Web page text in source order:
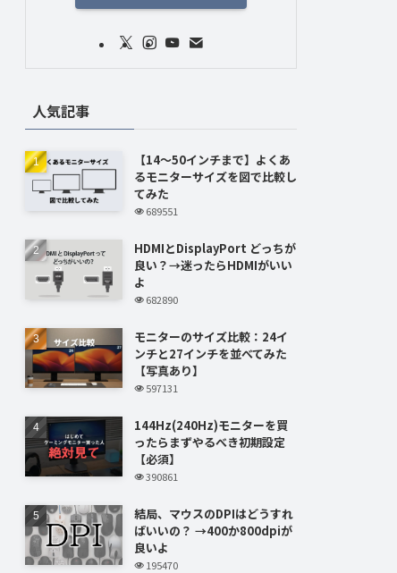
人気記事
【14～50インチまで】よくあ
るモニターサイズを図で比較し
てみた
689551
HDMIとDisplayPort どっちが
良い？→迷ったらHDMIがいい
よ
682890
モニターのサイズ比較：24イ
ンチと27インチを並べてみた
【写真あり】
597131
144Hz(240Hz)モニターを買
ったらまずやるべき初期設定
【必須】
390861
結局、マウスのDPIはどうすれ
ばいいの？ →400か800dpiが
良いよ
195470